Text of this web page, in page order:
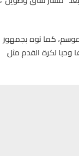
كما نوه بجمهور
وحبا لكرة القدم مثل